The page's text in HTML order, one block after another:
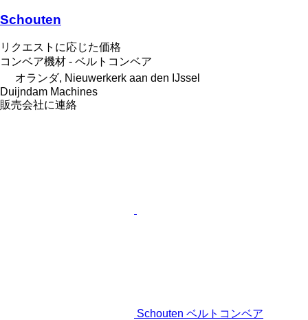
Schouten
リクエストに応じた価格
コンベア機材 - ベルトコンベア
オランダ, Nieuwerkerk aan den IJssel
Duijndam Machines
販売会社に連絡
Schouten ベルトコンベア